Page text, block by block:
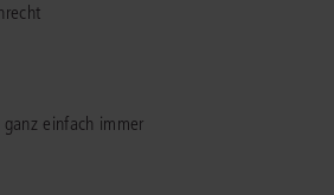
einfach immer